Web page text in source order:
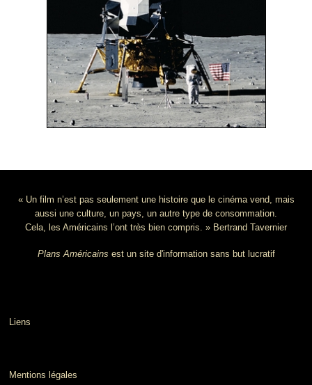
« Un film n’est pas seulement une histoire que le cinéma vend, mais
aussi une culture, un pays, un autre type de consommation.
Cela, les Américains l’ont très bien compris. » Bertrand Tavernier
Plans Américains est un site d'information sans but lucratif
Liens
Mentions légales